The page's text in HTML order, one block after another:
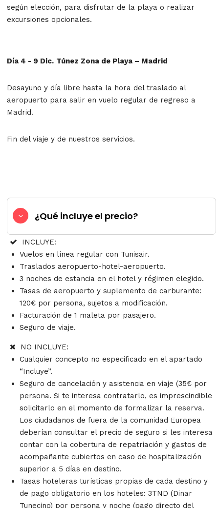
según elección, para disfrutar de la playa o realizar
excursiones opcionales.
Día 4 - 9 Dic. Túnez Zona de Playa – Madrid
Desayuno y día libre hasta la hora del traslado al
aeropuerto para salir en vuelo regular de regreso a
Madrid.
Fin del viaje y de nuestros servicios.
¿Qué incluye el precio?
INCLUYE:
Vuelos en línea regular con Tunisair.
Traslados aeropuerto-hotel-aeropuerto.
3 noches de estancia en el hotel y régimen elegido.
Tasas de aeropuerto y suplemento de carburante:
120€ por persona, sujetos a modificación.
Facturación de 1 maleta por pasajero.
Seguro de viaje.
NO INCLUYE:
Cualquier concepto no especificado en el apartado
“Incluye”.
Seguro de cancelación y asistencia en viaje (35€ por
persona. Si te interesa contratarlo, es imprescindible
solicitarlo en el momento de formalizar la reserva.
Los ciudadanos de fuera de la comunidad Europea
deberían consultar el precio de seguro si les interesa
contar con la cobertura de repatriación y gastos de
acompañante cubiertos en caso de hospitalización
superior a 5 días en destino.
Tasas hoteleras turísticas propias de cada destino y
de pago obligatorio en los hoteles: 3TND (Dinar
Tunecino) por persona y noche (pago directo del